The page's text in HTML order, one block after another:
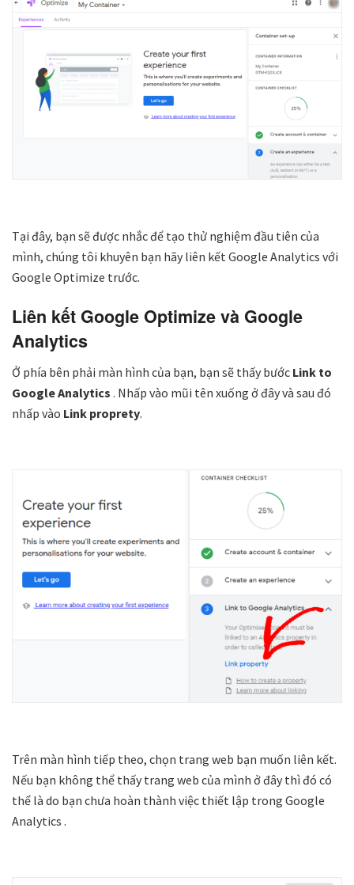
Tại đây, bạn sẽ được nhắc để tạo thử nghiệm đầu tiên của
mình, chúng tôi khuyên bạn hãy liên kết Google Analytics với
Google Optimize trước.
Liên kết Google Optimize và Google
Analytics
Ở phía bên phải màn hình của bạn, bạn sẽ thấy bước Link to
Google Analytics . Nhấp vào mũi tên xuống ở đây và sau đó
nhấp vào Link proprety.
Trên màn hình tiếp theo, chọn trang web bạn muốn liên kết.
Nếu bạn không thể thấy trang web của mình ở đây thì đó có
thể là do bạn chưa hoàn thành việc thiết lập trong Google
Analytics .